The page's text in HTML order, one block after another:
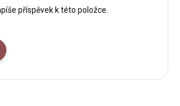
příspěvek k této položce.